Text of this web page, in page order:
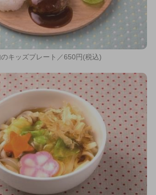
のキッズプレート／650円(税込)